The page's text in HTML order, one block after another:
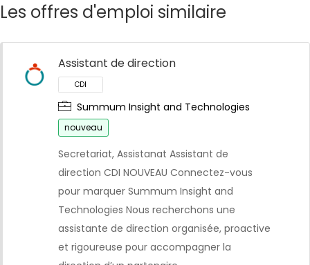
Les offres d'emploi similaire
Assistant de direction
Summum Insight and Technologies
nouveau
Secretariat, Assistanat Assistant de
direction CDI NOUVEAU Connectez-vous
pour marquer Summum Insight and
Technologies Nous recherchons une
assistante de direction organisée, proactive
et rigoureuse pour accompagner la